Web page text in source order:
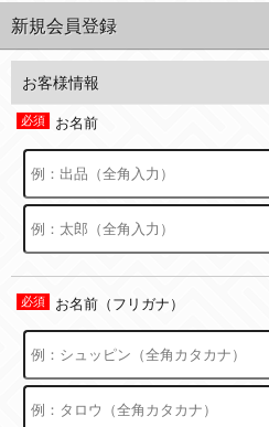
新規会員登録
お客様情報
お名前
お名前（フリガナ）